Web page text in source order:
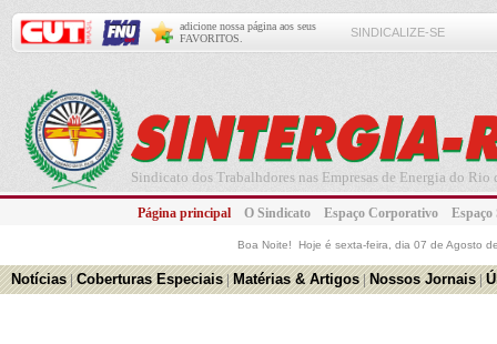
adicione nossa página aos seus
FAVORITOS.
SINDICALIZE-SE
Sindicato dos Trabalhdores nas Empresas de Energia do Rio
Página principal O Sindicato Espaço Corporativo
Boa Noite! Hoje é sexta-feira, dia 07 de Agosto
Notícias|Coberturas Especiais|Matérias & Artigos|Nossos Jornais|